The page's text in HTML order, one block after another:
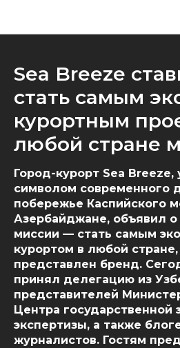
Sea Breeze
стать самым
курортным
любой стране
Город-курорт Sea
символом современного
побережье Каспийского
Азербайджане, объявил
миссии — стать самым
курортом в любой
представлен бренд.
принял делегацию из
представителей
Центра государственной
экспертизы, а также
журналистов. Гостям